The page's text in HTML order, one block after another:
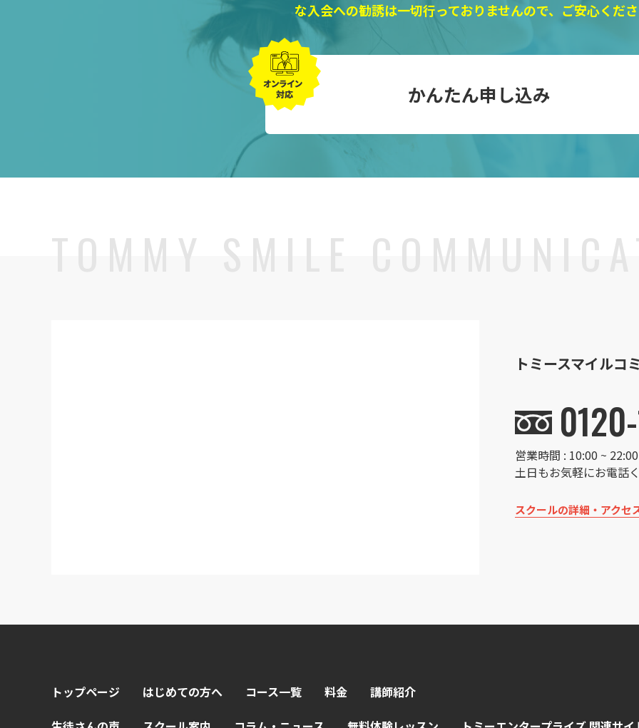
な入会への勧誘は一切行っておりませんので、ご安心くだ
かんたん申し込み
トミースマイルコ
営業時間 : 10:00 ~
土日もお気軽にお電話
スクールの詳細・アクセ
トップページ はじめての方へ コース一覧 料金
講師紹介